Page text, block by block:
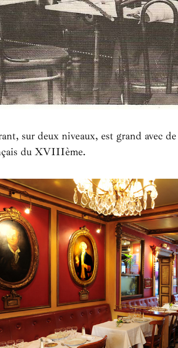
sur deux niveaux, est grand avec
du XVIIIème.